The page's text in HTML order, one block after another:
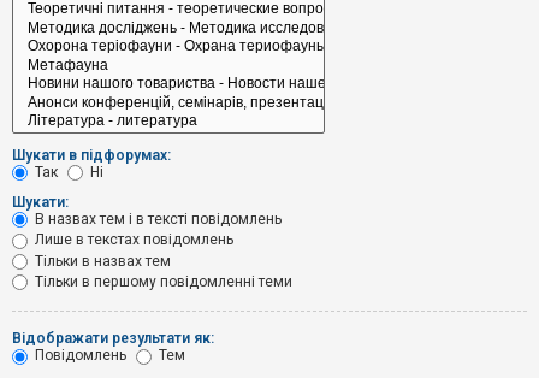
в
н
т
е
м
и
о
ш
Шукати в підфорумах:
Так
Ні
Шукати:
В назвах тем і в тексті повідомлень
Лише в текстах повідомлень
Тільки в назвах тем
Тільки в першому повідомленні теми
Відображати результати як:
Повідомлень
Тем